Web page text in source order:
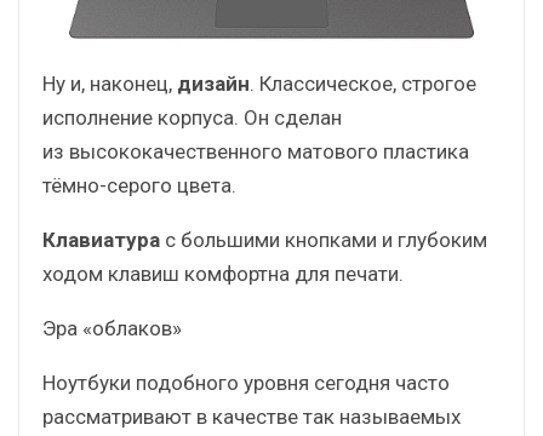
Ну и, наконец, дизайн. Классическое, строгое
исполнение корпуса. Он сделан
из высококачественного матового пластика
тёмно-серого цвета.
Клавиатура с большими кнопками и глубоким
ходом клавиш комфортна для печати.
Эра «облаков»
Ноутбуки подобного уровня сегодня часто
рассматривают в качестве так называемых